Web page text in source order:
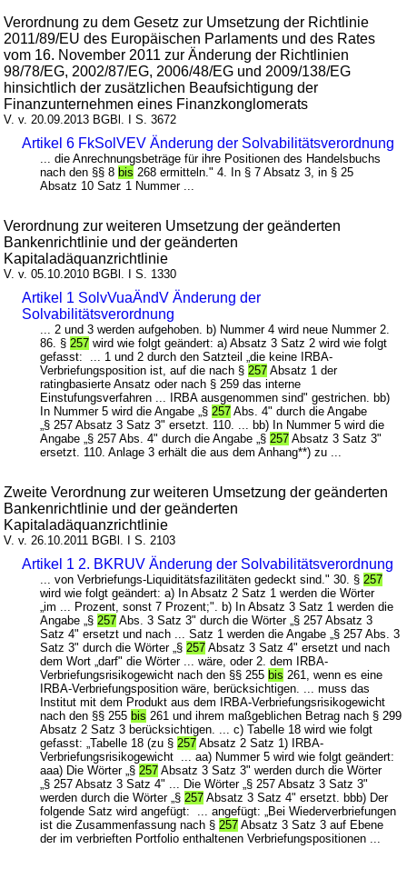
Verordnung zu dem Gesetz zur Umsetzung der Richtlinie
2011/89/EU des Europäischen Parlaments und des Rates
vom 16. November 2011 zur Änderung der Richtlinien
98/78/EG, 2002/87/EG, 2006/48/EG und 2009/138/EG
hinsichtlich der zusätzlichen Beaufsichtigung der
Finanzunternehmen eines Finanzkonglomerats
V. v. 20.09.2013 BGBl. I S. 3672
Artikel 6 FkSolVEV Änderung der Solvabilitätsverordnung
... die Anrechnungsbeträge für ihre Positionen des Handelsbuchs
nach den §§ 8 bis 268 ermitteln." 4. In § 7 Absatz 3, in § 25
Absatz 10 Satz 1 Nummer ...
Verordnung zur weiteren Umsetzung der geänderten
Bankenrichtlinie und der geänderten
Kapitaladäquanzrichtlinie
V. v. 05.10.2010 BGBl. I S. 1330
Artikel 1 SolvVuaÄndV Änderung der
Solvabilitätsverordnung
... 2 und 3 werden aufgehoben. b) Nummer 4 wird neue Nummer 2.
86. §257 wird wie folgt geändert: a) Absatz 3 Satz 2 wird wie folgt
gefasst: ... 1 und 2 durch den Satzteil „die keine IRBA-
Verbriefungsposition ist, auf die nach §257 Absatz 1 der
ratingbasierte Ansatz oder nach § 259 das interne
Einstufungsverfahren ... IRBA ausgenommen sind" gestrichen. bb)
In Nummer 5 wird die Angabe „§257 Abs. 4" durch die Angabe
„§ 257 Absatz 3 Satz 3" ersetzt. 110. ... bb) In Nummer 5 wird die
Angabe „§ 257 Abs. 4" durch die Angabe „§257 Absatz 3 Satz 3"
ersetzt. 110. Anlage 3 erhält die aus dem Anhang**) zu ...
Zweite Verordnung zur weiteren Umsetzung der geänderten
Bankenrichtlinie und der geänderten
Kapitaladäquanzrichtlinie
V. v. 26.10.2011 BGBl. I S. 2103
Artikel 1 2. BKRUV Änderung der Solvabilitätsverordnung
... von Verbriefungs-Liquiditätsfazilitäten gedeckt sind." 30. §257
wird wie folgt geändert: a) In Absatz 2 Satz 1 werden die Wörter
„im ... Prozent, sonst 7 Prozent;". b) In Absatz 3 Satz 1 werden die
Angabe „§257 Abs. 3 Satz 3" durch die Wörter „§ 257 Absatz 3
Satz 4" ersetzt und nach ... Satz 1 werden die Angabe „§ 257 Abs. 3
Satz 3" durch die Wörter „§257 Absatz 3 Satz 4" ersetzt und nach
dem Wort „darf" die Wörter ... wäre, oder 2. dem IRBA-
Verbriefungsrisikogewicht nach den §§ 255 bis 261, wenn es eine
IRBA-Verbriefungsposition wäre, berücksichtigen. ... muss das
Institut mit dem Produkt aus dem IRBA-Verbriefungsrisikogewicht
nach den §§ 255 bis 261 und ihrem maßgeblichen Betrag nach § 299
Absatz 2 Satz 3 berücksichtigen. ... c) Tabelle 18 wird wie folgt
gefasst: „Tabelle 18 (zu §257 Absatz 2 Satz 1) IRBA-
Verbriefungsrisikogewicht ... aa) Nummer 5 wird wie folgt geändert:
aaa) Die Wörter „§257 Absatz 3 Satz 3" werden durch die Wörter
„§ 257 Absatz 3 Satz 4" ... Die Wörter „§ 257 Absatz 3 Satz 3"
werden durch die Wörter „§257 Absatz 3 Satz 4" ersetzt. bbb) Der
folgende Satz wird angefügt: ... angefügt: „Bei Wiederverbriefungen
ist die Zusammenfassung nach §257 Absatz 3 Satz 3 auf Ebene
der im verbrieften Portfolio enthaltenen Verbriefungspositionen ...